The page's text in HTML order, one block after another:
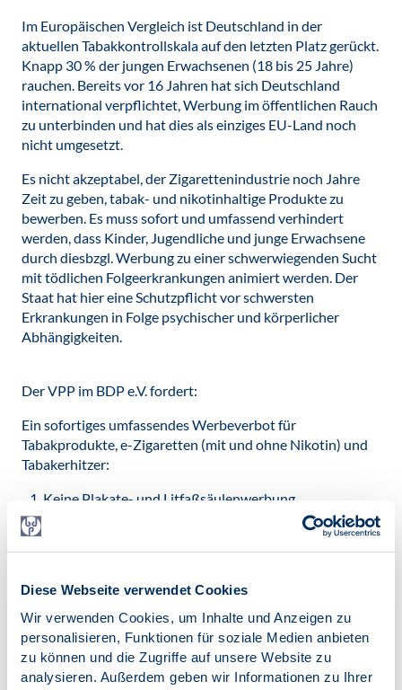
Diese Webseite verwendet Cookies
Wir verwenden Cookies, um Inhalte und Anzeigen zu
personalisieren, Funktionen für soziale Medien anbieten
zu können und die Zugriffe auf unsere Website zu
analysieren. Außerdem geben wir Informationen zu Ihrer
Im Europäischen Vergleich ist Deutschland in der
aktuellen Tabakkontrollskala auf den letzten Platz gerückt.
Knapp 30 % der jungen Erwachsenen (18 bis 25 Jahre)
rauchen. Bereits vor 16 Jahren hat sich Deutschland
international verpflichtet, Werbung im öffentlichen Rauch
zu unterbinden und hat dies als einziges EU-Land noch
nicht umgesetzt.
Es nicht akzeptabel, der Zigarettenindustrie noch Jahre
Zeit zu geben, tabak- und nikotinhaltige Produkte zu
bewerben. Es muss sofort und umfassend verhindert
werden, dass Kinder, Jugendliche und junge Erwachsene
durch diesbzgl. Werbung zu einer schwerwiegenden Sucht
mit tödlichen Folgeerkrankungen animiert werden. Der
Staat hat hier eine Schutzpflicht vor schwersten
Erkrankungen in Folge psychischer und körperlicher
Abhängigkeiten.
Der VPP im BDP e.V. fordert:
Ein sofortiges umfassendes Werbeverbot für
Tabakprodukte, e-Zigaretten (mit und ohne Nikotin) und
Tabakerhitzer:
Keine Plakate- und Litfaßsäulenwerbung
Keine Promotionswerbung und kein Sponsoring
Verkaufsräumen
Keine Verkaufsmöglichkeit in Kombination mit Waren
für Kinder/Jugendliche (z.B. Kioske, Drogerien)
Verpflichtung zur Sichtbarmachung und